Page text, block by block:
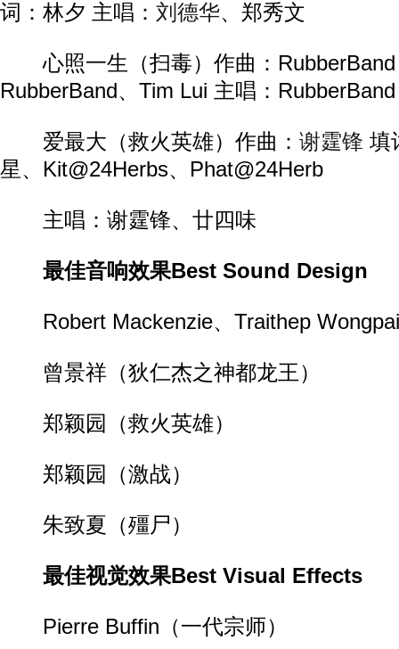
词：林夕 主唱： 刘德华、郑秀文
心照一生（扫毒）作曲：RubberBand
RubberBand、Tim Lui 主唱：RubberBand
爱最大（救火英雄）作曲： 谢霆锋 填
星、Kit@24Herbs、Phat@24Herb
主唱：谢霆锋、廿四味
最佳音响效果Best Sound Design
Robert Mackenzie、Traithep
曾景祥（狄仁杰之神都龙王）
郑颖园（救火英雄）
郑颖园（激战）
朱致夏（殭尸）
最佳视觉效果Best Visual Effects
Pierre Buffin（一代宗师）